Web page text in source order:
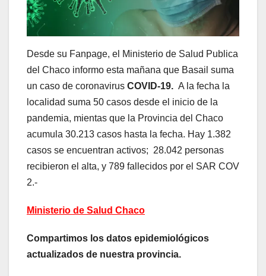
Desde su Fanpage, el Ministerio de Salud Publica
del Chaco informo esta mañana que Basail suma
un caso de coronavirus COVID-19. A la fecha la
localidad suma 50 casos desde el inicio de la
pandemia, mientas que la Provincia del Chaco
acumula 30.213 casos hasta la fecha. Hay 1.382
casos se encuentran activos; 28.042 personas
recibieron el alta, y 789 fallecidos por el SAR COV
2.-
Ministerio de Salud Chaco
Compartimos los datos epidemiológicos
actualizados de nuestra provincia.